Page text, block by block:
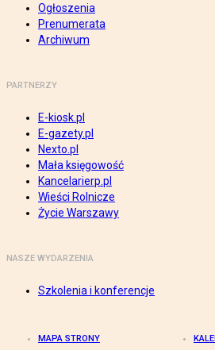
Ogłoszenia
Prenumerata
Archiwum
PARTNERZY
E-kiosk.pl
E-gazety.pl
Nexto.pl
Mała księgowość
Kancelarierp.pl
Wieści Rolnicze
Życie Warszawy
NASZE WYDARZENIA
Szkolenia i konferencje
MAPA STRONY